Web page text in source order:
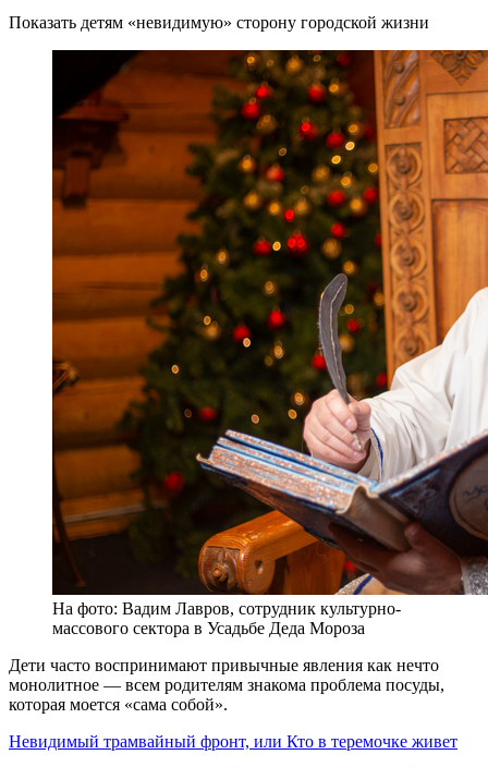
Показать детям «невидимую» сторону городской жизни
На фото: Вадим Лавров, сотрудник культурно-
массового сектора в Усадьбе Деда Мороза
Дети часто воспринимают привычные явления как нечто
монолитное — всем родителям знакома проблема посуды,
которая моется «сама собой».
Невидимый трамвайный фронт, или Кто в теремочке живет